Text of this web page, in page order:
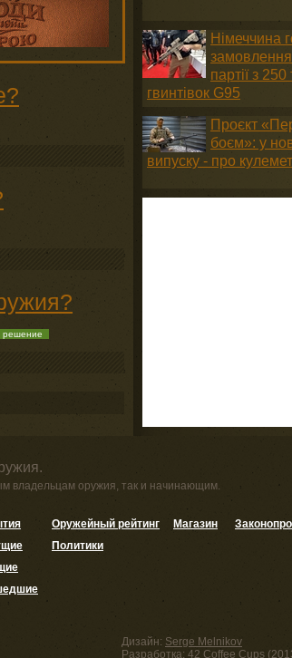
решение
Німеччина
замовлення
партії з 250
гвинтівок G95
Проєкт
боєм»: у
випуску - про
владельцам оружия, так и начинающим.
Оружейный рейтинг
Политики
Магазин
Дизайн: Serge Melnikov
Разработка: 42 Coffee Cups